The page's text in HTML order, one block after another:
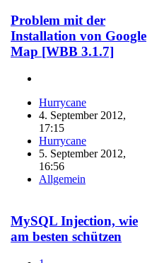
Problem mit der
Installation von Google
Map [WBB 3.1.7]
Hurrycane
4. September 2012,
17:15
Hurrycane
5. September 2012,
16:56
Allgemein
MySQL Injection, wie
am besten schützen